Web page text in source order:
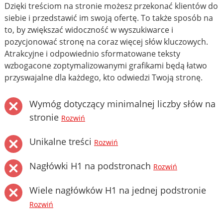
Dzięki treściom na stronie możesz przekonać klientów do
siebie i przedstawić im swoją ofertę. To także sposób na
to, by zwiększać widoczność w wyszukiwarce i
pozycjonować stronę na coraz więcej słów kluczowych.
Atrakcyjne i odpowiednio sformatowane teksty
wzbogacone zoptymalizowanymi grafikami będą łatwo
przyswajalne dla każdego, kto odwiedzi Twoją stronę.
Wymóg dotyczący minimalnej liczby słów na
stronie Rozwiń
Unikalne treści Rozwiń
Nagłówki H1 na podstronach Rozwiń
Wiele nagłówków H1 na jednej podstronie
Rozwiń